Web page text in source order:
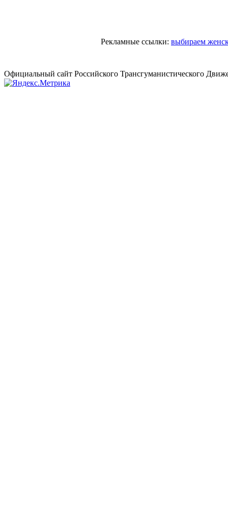
Рекламные ссылки: выбираем
Официальный сайт Российского Трансгуманистического